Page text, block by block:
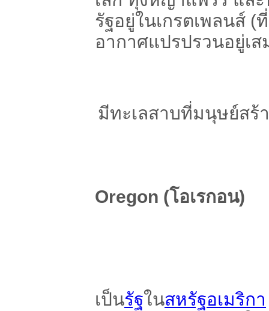
รัฐอยู่ในเกรตเพลนส์
อากาศแปรปรวนอยู่เส
มีทะเลสาบที่มนุษย์สร้
Oregon (โอเรกอน)
เป็นรัฐในสหรัฐอเมริกา